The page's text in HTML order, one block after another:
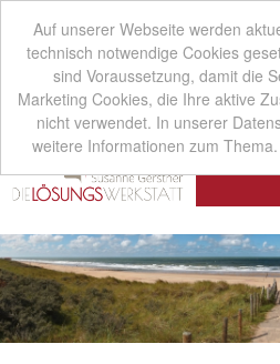
Auf unserer Webseite werden
technisch notwendige Cookies
sind Voraussetzung, damit die
Marketing Cookies, die Ihre aktive
nicht verwendet. In unserer
weitere Informationen zum Thema.